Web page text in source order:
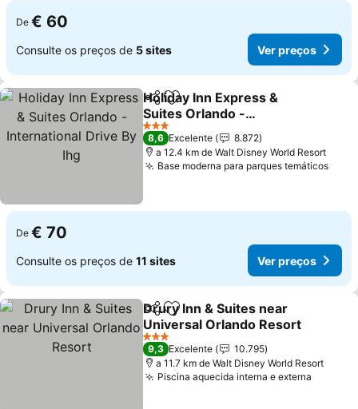
De € 60
Consulte os preços de 5 sites Ver preços
PartilharAdicionar aos favoritos
Holiday Inn Express &
Suites Orlando -
International Drive By Ihg
Ver preços
3 Estrelas
8,6 Excelente
8.872
a 12.4 km de Walt Disney World Resort
Base moderna para parques temáticosVer
De € 70
Consulte os preços de 11 sites Ver preços
PartilharAdicionar aos favoritos
Drury Inn & Suites near
Universal Orlando Resort
Ver preços
3 Estrelas
9,3 Excelente
10.795
a 11.7 km de Walt Disney World Resort
Piscina aquecida interna e externa